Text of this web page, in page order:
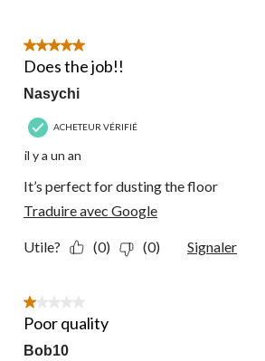
5 étoile(s) sur 5.
Does the job!!
Nasychi
ACHETEUR VÉRIFIÉ
il y a un an
It’s perfect for dusting the floor
Traduire avec Google
Utile? (0) (0) Signaler
1 étoile(s) sur 5.
Poor quality
Bob10